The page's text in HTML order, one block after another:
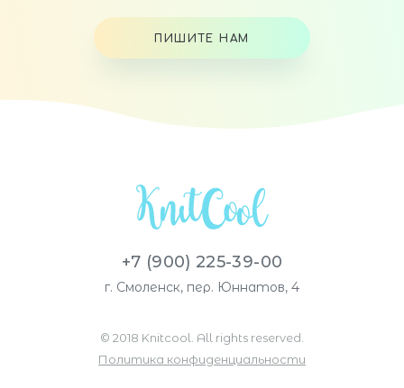
ПИШИТЕ НАМ
+7 (900) 225-39-00
г. Смоленск, пер. Юннатов, 4
© 2018 Knitcool. All rights reserved.
Политика конфиденциальности